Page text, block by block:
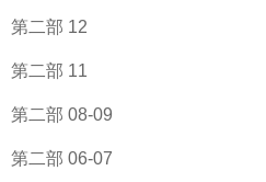
第二部 12
第二部 11
第二部 08-09
第二部 06-07